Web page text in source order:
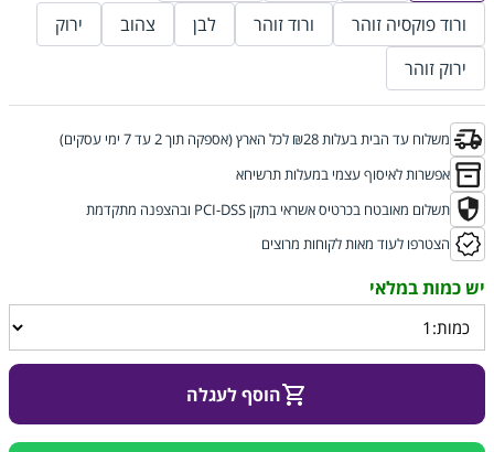
ורוד פוקסיה זוהר
ורוד זוהר לבן צהוב
ירוק
ירוק זוהר
משלוח עד הבית בעלות ₪28 לכל הארץ (אספקה תוך 2 עד 7 ימי עסקים)
אפשרות לאיסוף עצמי במעלות תרשיחא
תשלום מאובטח בכרטיס אשראי בתקן PCI-DSS ובהצפנה מתקדמת
הצטרפו לעוד מאות לקוחות מרוצים
הוסף לעגלה